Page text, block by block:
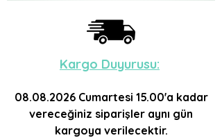
Kargo Duyurusu:
08.08.2026Cumartesi 15.00'a kadar
vereceğiniz siparişler aynı gün
kargoya verilecektir.